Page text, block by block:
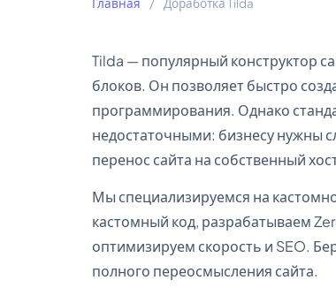
Главная / Доработка Tilda
Tilda — популярный конструктор
блоков. Он позволяет быстро
программирования. Однако
недостаточными: бизнесу нужны
перенос сайта на собственный
Мы специализируемся на
кастомный код, разрабатываем
оптимизируем скорость и SEO.
полного переосмысления сайта.